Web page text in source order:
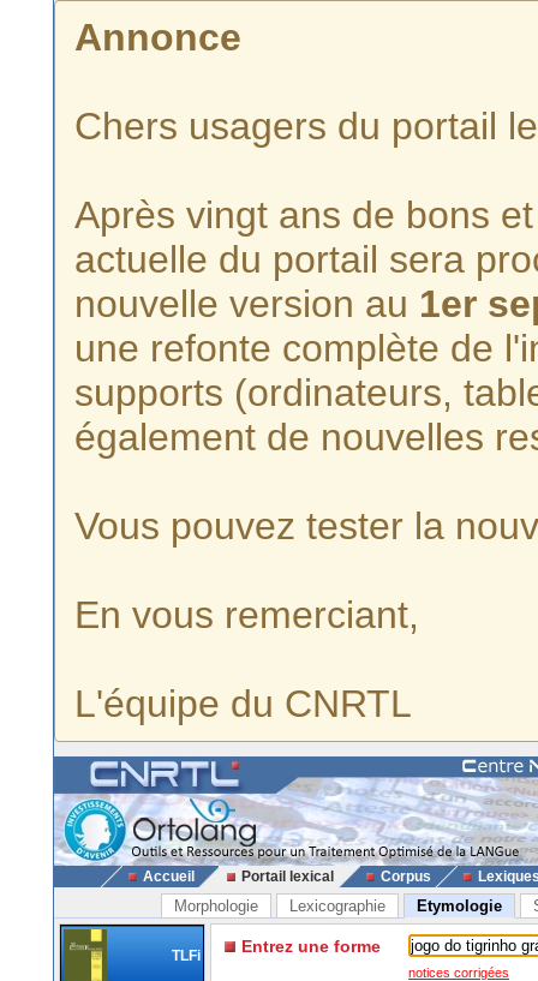
Annonce
Chers usagers du portail
Après vingt ans de bons
actuelle du portail sera
nouvelle version au 1er
une refonte complète de
supports (ordinateurs,
également de nouvelles
Vous pouvez tester la
En vous remerciant,
L'équipe du CNRTL
Accueil Portail lexical Corpus
Morphologie Lexicographie Etymologie
TLFi Entrez une forme
notices corrigées